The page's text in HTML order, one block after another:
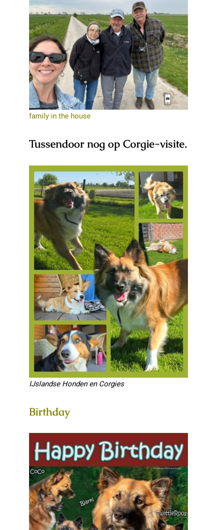
family in the house
Tussendoor nog op Corgie-visite.
IJslandse Honden en Corgies
Birthday